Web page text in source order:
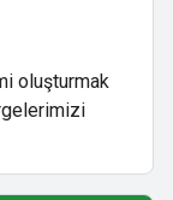
oluşturmak